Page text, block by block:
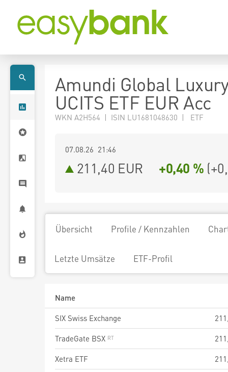
Amundi Global
UCITS ETF EUR Acc
WKN A2H564 | ISIN LU1681048630 | ETF
07.08.26 21:46
211,40 EUR +0,40 % (
Übersicht Profile / Kennzahlen
Letzte Umsätze ETF-Profil
Name
SIX Swiss Exchange
TradeGate BSX
Xetra ETF